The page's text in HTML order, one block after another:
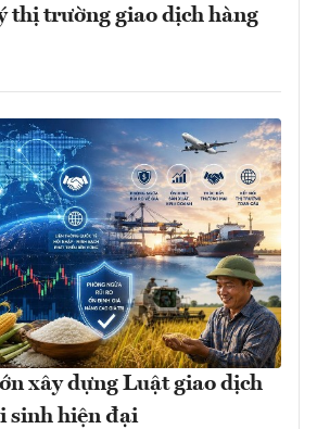
thị trường giao dịch hàng
xây dựng Luật giao dịch
sinh hiện đại